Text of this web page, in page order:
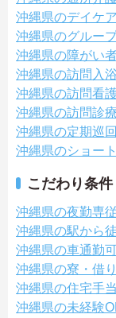
沖縄県のデイケ
沖縄県のグルー
沖縄県の障がい
沖縄県の訪問入
沖縄県の訪問看
沖縄県の訪問診
沖縄県の定期巡
沖縄県のショー
こだわり条件
沖縄県の夜勤専
沖縄県の駅から
沖縄県の車通勤
沖縄県の寮・借
沖縄県の住宅手
沖縄県の未経験